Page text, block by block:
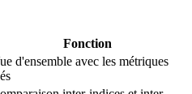
Fonction
d'ensemble avec les métriques